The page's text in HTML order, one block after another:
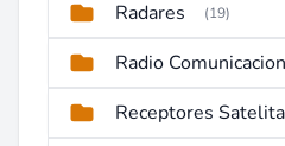
Radares (19)
Radio Comunicacion
Receptores